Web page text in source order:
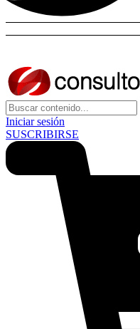
Iniciar sesión
SUSCRIBIRSE